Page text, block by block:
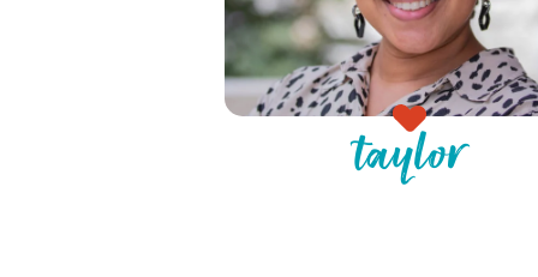
taylor